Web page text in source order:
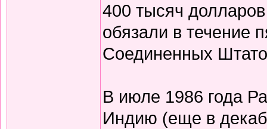
400 тысяч
обязали в течение
Соединенных
В июле 1986 года
Индию (еще в